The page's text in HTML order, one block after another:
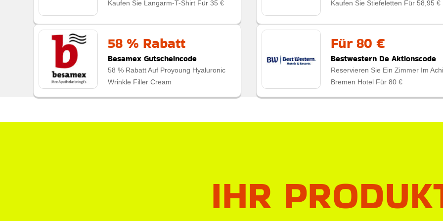
Kaufen Sie Langarm-T-Shirt Für 35 € Kaufen Sie Stiefeletten Für 58,95 €
58 % Rabatt
Besamex Gutscheincode
58 % Rabatt Auf Proyoung Hyaluronic
Wrinkle Filler Cream
Für 80 €
Bestwestern De Aktionscode
Reservieren Sie Ein Zimmer Im
Bremen Hotel Für 80 €
IHR